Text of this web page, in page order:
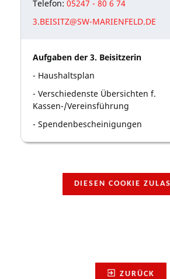
Telefon: 05247 - 80 6 74
3.BEISITZ@SW-MARIENFELD.DE
Aufgaben der 3. Beisitzerin
- Haushaltsplan
- Verschiedenste Übersichten f.
Kassen-/Vereinsführung
- Spendenbescheinigungen
DIESEN COOKIE
ZURÜCK